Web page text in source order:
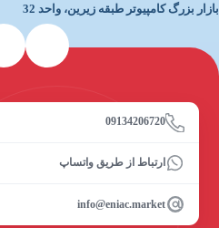
بازار بزرگ کامپیوتر طبقه زیرین، واحد 32
09134206720
ارتباط از طریق واتساپ
info@eniac.market